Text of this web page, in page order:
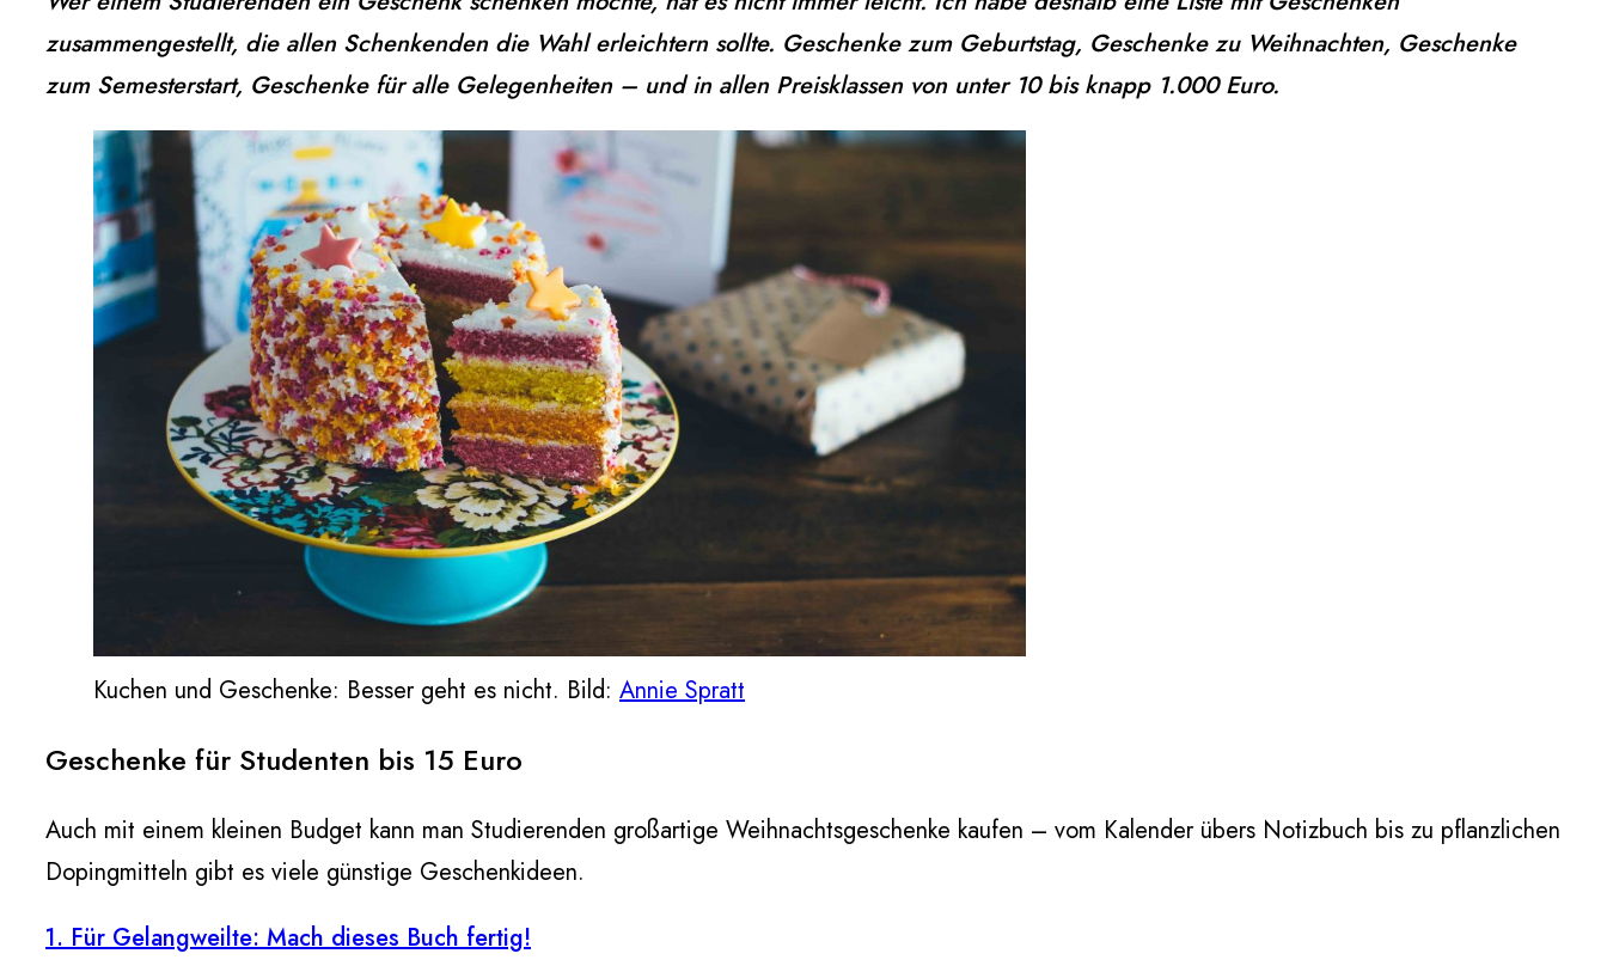
zusammengestellt, die allen Schenkenden die Wahl erleichtern sollte. Geschenke zum Geburtstag, Geschenke zu Weihnachten, Geschenke
zum Semesterstart, Geschenke für alle Gelegenheiten – und in allen Preisklassen von unter 10 bis knapp 1.000 Euro.
Kuchen und Geschenke: Besser geht es nicht. Bild: Annie Spratt
Geschenke für Studenten bis 15 Euro
Auch mit einem kleinen Budget kann man Studierenden großartige Weihnachtsgeschenke kaufen – vom Kalender übers Notizbuch bis zu pflanzlichen
Dopingmitteln gibt es viele günstige Geschenkideen.
1. Für Gelangweilte: Mach dieses Buch fertig!